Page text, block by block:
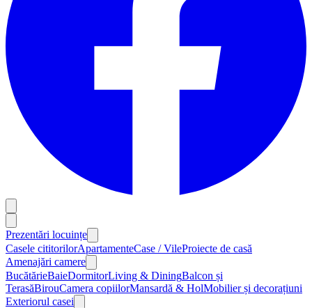
Prezentări locuințe
Casele cititorilorApartamenteCase / VileProiecte de casă
Amenajări camere
BucătărieBaieDormitorLiving & DiningBalcon și
TerasăBirouCamera copiilorMansardă & HolMobilier și decorațiuni
Exteriorul casei